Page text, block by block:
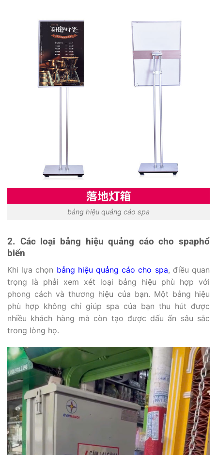
bảng hiệu quảng cáo spa
2. Các loại bảng hiệu quảng cáo cho spaphổ
biến
Khi lựa chọn bảng hiệu quảng cáo cho spa, điều quan
trọng là phải xem xét loại bảng hiệu phù hợp với
phong cách và thương hiệu của bạn. Một bảng hiệu
phù hợp không chỉ giúp spa của bạn thu hút được
nhiều khách hàng mà còn tạo được dấu ấn sâu sắc
trong lòng họ.